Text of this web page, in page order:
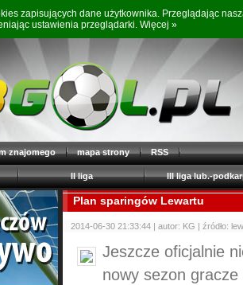
zapisujących dane użytkownika. Przeglądając
ustawienia przeglądarki. Więcej »
znajomego mapa strony RSS
II liga III liga lub.-
Plan sparingów Lewartu
2014-06-30 21:33:44 | autor: KG | źródło:
Jeszcze oficjalnie
nowy sezon